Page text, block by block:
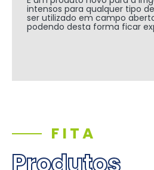
intensos para qualquer tipo
ser utilizado em campo
podendo desta forma ficar
FITA